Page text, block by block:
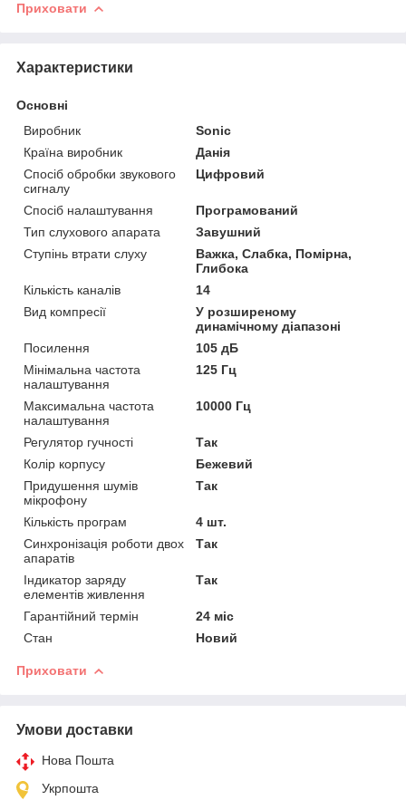
Приховати
Характеристики
Основні
Виробник
Sonic
Країна виробник
Данія
Спосіб обробки звукового
сигналу
Цифровий
Спосіб налаштування
Програмований
Тип слухового апарата
Завушний
Ступінь втрати слуху
Важка, Слабка, Помірна,
Глибока
Кількість каналів
14
Вид компресії
У розширеному
динамічному діапазоні
Посилення
105 дБ
Мінімальна частота
налаштування
125 Гц
Максимальна частота
налаштування
10000 Гц
Регулятор гучності
Так
Колір корпусу
Бежевий
Придушення шумів
мікрофону
Так
Кількість програм
4 шт.
Синхронізація роботи двох
апаратів
Так
Індикатор заряду
елементів живлення
Так
Гарантійний термін
24 міс
Стан
Новий
Приховати
Умови доставки
Нова Пошта
Укрпошта